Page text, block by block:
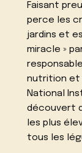
Faisant
perce les
jardins et
miracle »
nutrition et
National
découvert
les plus
tous les